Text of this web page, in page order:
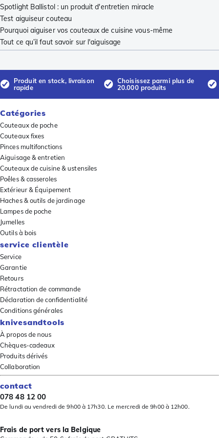
Spotlight Ballistol : un produit d'entretien miracle
Test aiguiseur couteau
Pourquoi aiguiser vos couteaux de cuisine vous-même
Tout ce qu’il faut savoir sur l'aiguisage
Produit en stock, livraison
rapide
Choisissez parmi plus de
20.000 produits
Catégories
Couteaux de poche
Couteaux fixes
Pinces multifonctions
Aiguisage & entretien
Couteaux de cuisine & ustensiles
Poêles & casseroles
Extérieur & Équipement
Haches & outils de jardinage
Lampes de poche
Jumelles
Outils à bois
service clientèle
Service
Garantie
Retours
Rétractation de commande
Déclaration de confidentialité
Conditions générales
knivesandtools
À propos de nous
Chèques-cadeaux
Produits dérivés
Collaboration
contact
078 48 12 00
De lundi au vendredi de 9h00 à 17h30. Le mercredi de 9h00 à 12h00.
Frais de port vers la Belgique